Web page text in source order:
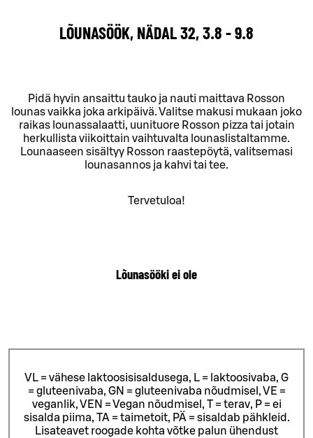
LÕUNASÖÖK, NÄDAL 32, 3.8 - 9.8
Pidä hyvin ansaittu tauko ja nauti maittava Rosson
lounas vaikka joka arkipäivä. Valitse makusi mukaan joko
raikas lounassalaatti, uunituore Rosson pizza tai jotain
herkullista viikoittain vaihtuvalta lounaslistaltamme.
Lounaaseen sisältyy Rosson raastepöytä, valitsemasi
lounasannos ja kahvi tai tee.
Tervetuloa!
Lõunasööki ei ole
VL = vähese laktoosisisaldusega, L = laktoosivaba, G
= gluteenivaba, GN = gluteenivaba nõudmisel, VE =
veganlik, VEN = Vegan nõudmisel, T = terav, P = ei
sisalda piima, TA = taimetoit, PÄ = sisaldab pähkleid.
Lisateavet roogade kohta võtke palun ühendust